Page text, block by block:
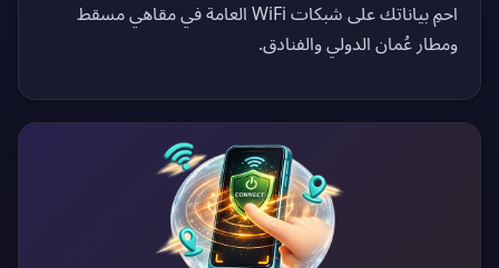
احمِ بياناتك على شبكات WiFi العامة في مقاهي مسقط
ومطار عُمان الدولي والفنادق.